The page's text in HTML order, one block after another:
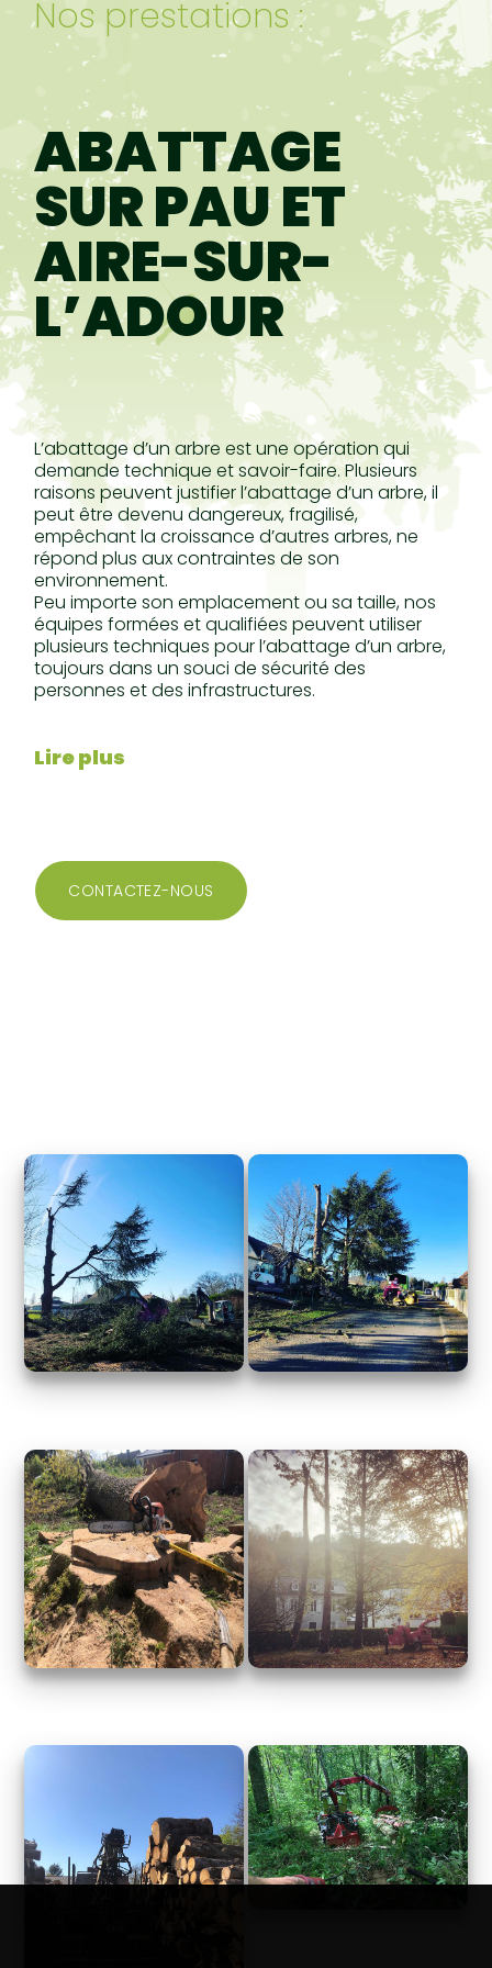
Nos prestations :
ABATTAGE
SUR PAU ET
AIRE-SUR-
L’ADOUR
L’abattage d’un arbre est une opération qui
demande technique et savoir-faire. Plusieurs
raisons peuvent justifier l’abattage d’un arbre, il
peut être devenu dangereux, fragilisé,
empêchant la croissance d’autres arbres, ne
répond plus aux contraintes de son
environnement.
Peu importe son emplacement ou sa taille, nos
équipes formées et qualifiées peuvent utiliser
plusieurs techniques pour l’abattage d’un arbre,
toujours dans un souci de sécurité des
personnes et des infrastructures.
Lire plus
CONTACTEZ-NOUS